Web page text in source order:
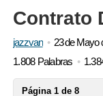
Registrarse
Iniciar sesión
Contrato
jazzvan
23 de Mayo
1.808 Palabras
Página 1 de 8